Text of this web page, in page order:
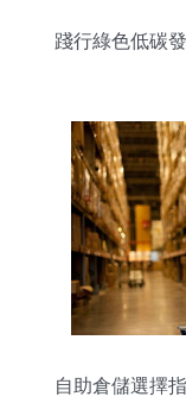
踐行綠色低碳
自助倉儲選擇